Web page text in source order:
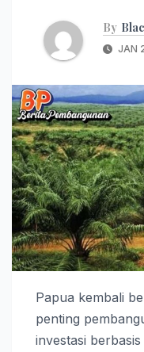
By
JAN
Papua kembali
penting
investasi